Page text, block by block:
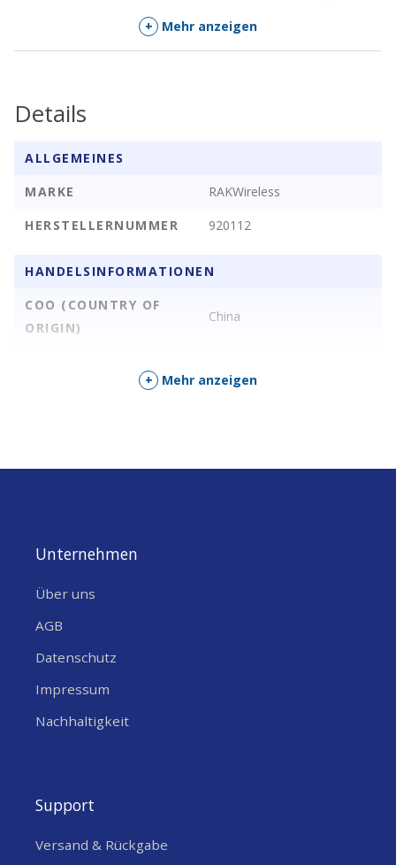
Get paid to talk about RAK products! Join the
+ Mehr anzeigen
Details
ALLGEMEINES
MARKE
RAKWireless
HERSTELLERNUMMER
920112
HANDELSINFORMATIONEN
COO (COUNTRY OF
ORIGIN)
China
+ Mehr anzeigen
Unternehmen
Über uns
AGB
Datenschutz
Impressum
Nachhaltigkeit
Support
Versand & Rückgabe